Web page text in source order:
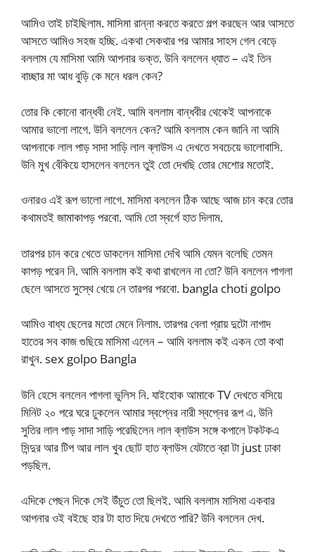
আমিও তাই চাইছিলাম. মাসিমা রান্না করতে করতে গল্প করছেন আর আসতে
আসতে আমিও সহজ হচ্ছি. একথা সেকথার পর আমার সাহস গেল বেড়ে
বললাম যে মাসিমা আমি আপনার ভক্ত. উনি বললেন ধ্যাত – এই তিন
বাচ্ছার মা আধ বুড়ি কে মনে ধরল কেন?
তোর কি কোনো বান্ধবী নেই. আমি বললাম বান্ধবীর থেকেই আপনাকে
আমার ভালো লাগে. উনি বললেন কেন? আমি বললাম কেন জানি না আমি
আপনাকে লাল পাড় সাদা সাড়ি লাল ব্লাউস এ দেখতে সবচেয়ে ভালোবাসি.
উনি মুখ বেঁকিয়ে হাসলেন বললেন তুই তো দেখছি তোর মেশোর মতোই.
ওনারও এই রূপ ভালো লাগে. মাসিমা বললেন ঠিক আছে আজ চান করে তোর
কথামতই জামাকাপড় পরবো. আমি তো স্বর্গে হাত দিলাম.
তারপর চান করে খেতে ডাকলেন মাসিমা দেখি আমি যেমন বলেছি তেমন
কাপড় পরেন নি. আমি বললাম কই কথা রাখলেন না তো? উনি বললেন পাগলা
ছেলে আসতে সুস্থে খেয়ে নে তারপর পরবো. bangla choti golpo
আমিও বাধ্য ছেলের মতো মেনে নিলাম. তারপর বেলা প্রায় দুটো নাগাদ
হাতের সব কাজ গুছিয়ে মাসিমা এলেন – আমি বললাম কই একন তো কথা
রাখুন. sex golpo Bangla
উনি হেসে বললেন পাগলা ভুলিস নি. যাইহোক আমাকে TV দেখতে বসিয়ে
মিনিট ২০ পরে ঘরে ঢুকলেন আমার স্বপ্নের নারী স্বপ্নের রূপ এ. উনি
সুতির লাল পাড় সাদা সাড়ি পরেছিলেন লাল ব্লাউস সঙ্গে কপালে টকটকএ
সিন্দুর আর টিপ আর লাল খুব ছোট হাত ব্লাউস যেটাতে ব্রা টা just ঢাকা
পড়ছিল.
এদিকে পেছন দিকে সেই উঁচুত তো ছিলই. আমি বললাম মাসিমা একবার
আপনার ওই বইছে হার টা হাত দিয়ে দেখতে পারি? উনি বললেন দেখ.